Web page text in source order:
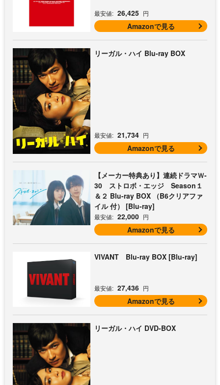
最安値: 26,425 円
Amazonで見る
リーガル・ハイ Blu-ray BOX
最安値: 21,734 円
Amazonで見る
【メーカー特典あり】連続ドラマＷ-
30 ストロボ・エッジ Season１
＆２ Blu-ray BOX （B6クリアファ
イル 付） [Blu-ray]
最安値: 22,000 円
Amazonで見る
VIVANT Blu-ray BOX [Blu-ray]
最安値: 27,436 円
Amazonで見る
リーガル・ハイ DVD-BOX